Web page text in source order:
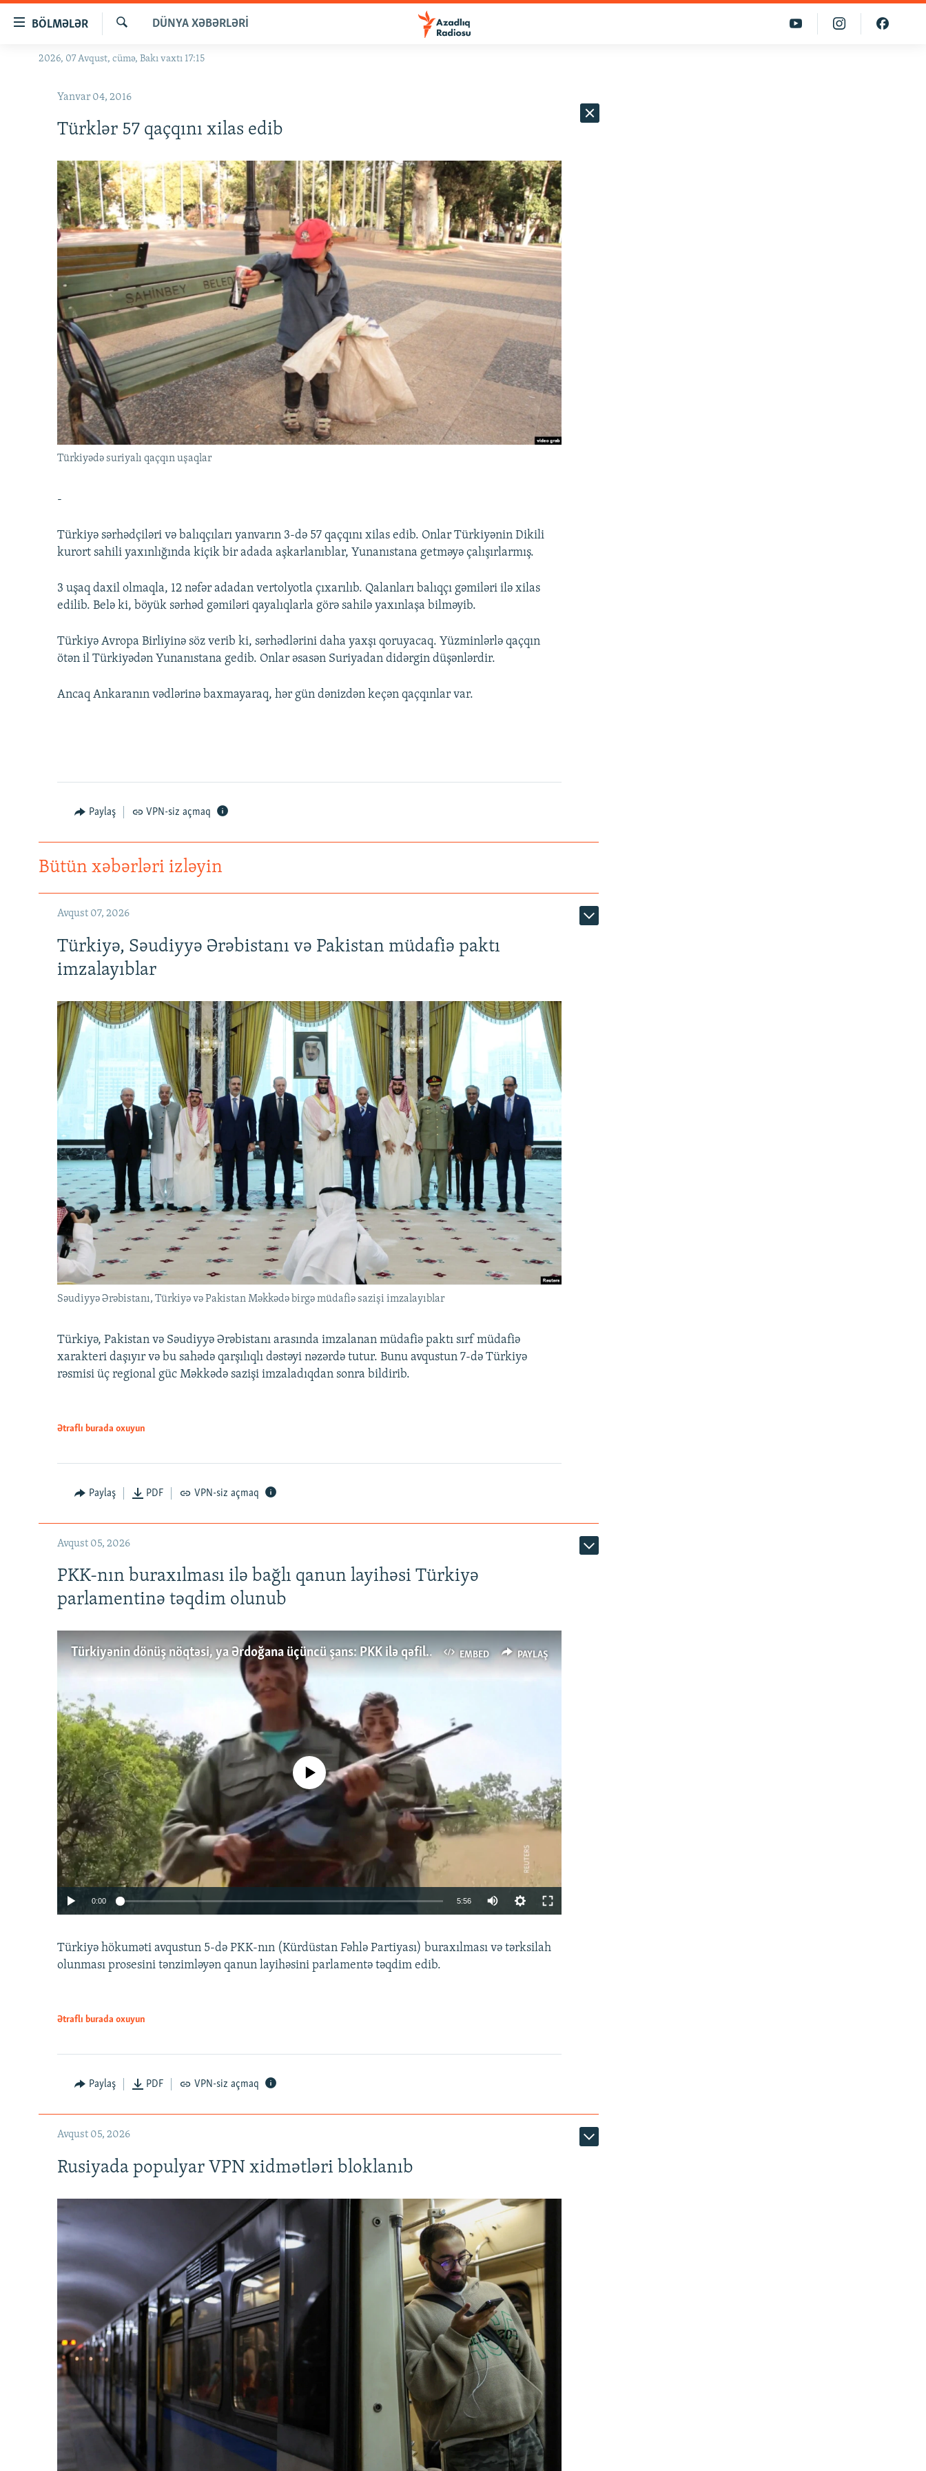
naviqasiyaya
BÖLMƏLƏR
GÜNDƏM
#ƏSLINDƏ
FƏRQƏ BAX
QANUNI DOĞRU
ARAŞDIRMA
MULTIMEDIA
FOTOQALEREYA
İNFOQRAFIKA
KARIKATURA
RADIO ARXIV
AZƏRBAYCAN ƏDƏBIYYATI KITABXANASI
İSLAM VƏ DEMOKRATIYA
İZ - MƏDƏNIYYƏT PROQRAMI
HAQQIMIZDA
MISSIYAMIZ
PEŞƏ ETIKASI VƏ JURNALISTIKA
STANDARTLARIMIZ
MATERIALLARIMIZDAN ISTIFADƏ
AZADLIQRADIOSU MOBIL TELEFONUNUZDA
BIZIMLƏ ƏLAQƏ
Axtar
DÜNYA XƏBƏRLƏRI
2026, 07 Avqust, cümə, Bakı vaxtı 17:15
Yanvar 04, 2016
Türklər 57 qaçqını xilas edib
Türkiyədə suriyalı qaçqın uşaqlar
-
Türkiyə sərhədçiləri və balıqçıları yanvarın 3-də 57 qaçqını xilas edib. Onlar Türkiyənin Dikili
kurort sahili yaxınlığında kiçik bir adada aşkarlanıblar, Yunanıstana getməyə çalışırlarmış.
3 uşaq daxil olmaqla, 12 nəfər adadan vertolyotla çıxarılıb. Qalanları balıqçı gəmiləri ilə xilas
edilib. Belə ki, böyük sərhəd gəmiləri qayalıqlarla görə sahilə yaxınlaşa bilməyib.
Türkiyə Avropa Birliyinə söz verib ki, sərhədlərini daha yaxşı qoruyacaq. Yüzminlərlə qaçqın
ötən il Türkiyədən Yunanıstana gedib. Onlar əsasən Suriyadan didərgin düşənlərdir.
Ancaq Ankaranın vədlərinə baxmayaraq, hər gün dənizdən keçən qaçqınlar var.
Paylaş VPN-siz açmaq
Bütün xəbərləri izləyin
Avqust 07, 2026
Türkiyə, Səudiyyə Ərəbistanı və Pakistan müdafiə paktı
imzalayıblar
Səudiyyə Ərəbistanı, Türkiyə və Pakistan Məkkədə birgə müdafiə sazişi imzalayıblar
Türkiyə, Pakistan və Səudiyyə Ərəbistanı arasında imzalanan müdafiə paktı sırf müdafiə
xarakteri daşıyır və bu sahədə qarşılıqlı dəstəyi nəzərdə tutur. Bunu avqustun 7-də Türkiyə
rəsmisi üç regional güc Məkkədə sazişi imzaladıqdan sonra bildirib.
Ətraflı burada oxuyun
Paylaş PDF VPN-siz açmaq
Avqust 05, 2026
PKK-nın buraxılması ilə bağlı qanun layihəsi Türkiyə
parlamentinə təqdim olunub
EMBED PAYLAŞ
Türkiyənin dönüş nöqtəsi, ya Ərdoğana üçüncü şans: PKK ilə qəfil barışıq nə deməkdir?
EMBED PAYLAŞ
No media source currently available
0:00 5:56
360p
Türkiyə hökuməti avqustun 5-də PKK-nın (Kürdüstan Fəhlə Partiyası) buraxılması və tərksilah
olunması prosesini tənzimləyən qanun layihəsini parlamentə təqdim edib.
Ətraflı burada oxuyun
Paylaş PDF VPN-siz açmaq
Avqust 05, 2026
Rusiyada populyar VPN xidmətləri bloklanıb